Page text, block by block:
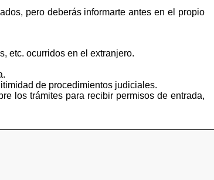
pero deberás informarte antes en el propio
etc. ocurridos en el extranjero.
de procedimientos judiciales.
los trámites para recibir permisos de entrada,